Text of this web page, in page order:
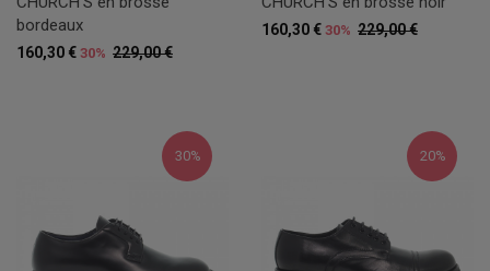
bordeaux
229,00 €
160,30 € 30%
229,00 €
160,30 € 30%
30% 20%